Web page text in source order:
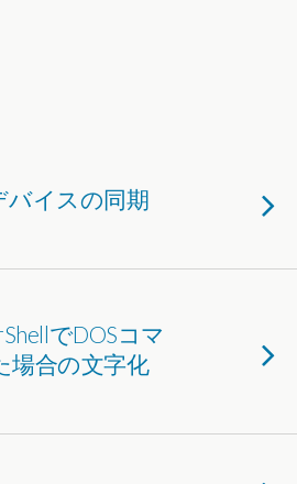
バイスの同期
でDOSコマ
場合の文字化